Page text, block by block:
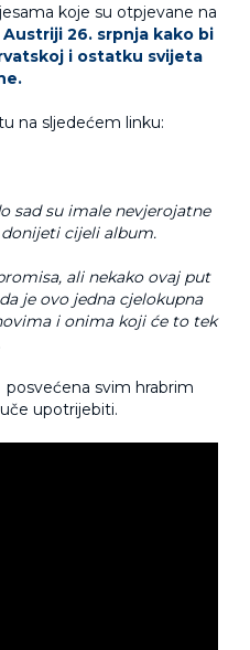
koje su otpjevane na
26. srpnja kako bi
i ostatku svijeta
na sljedećem linku:
sad su imale nevjerojatne
cijeli album.
ali nekako ovaj put
je ovo jedna cjelokupna
i onima koji će to tek
posvećena svim hrabrim
upotrijebiti.